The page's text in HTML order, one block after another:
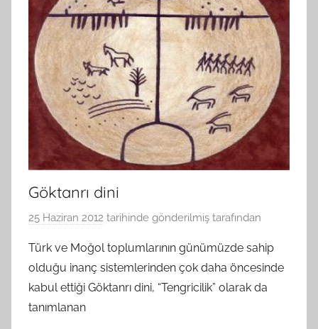
Göktanrı dini
25 Haziran 2012 tarihinde gönderilmiş tarafından
Türk ve Moğol toplumlarının günümüzde sahip
olduğu inanç sistemlerinden çok daha öncesinde
kabul ettiği Göktanrı dini, “Tengricilik” olarak da
tanımlanan